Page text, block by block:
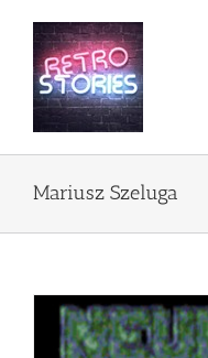
zawartości
Mariusz Szeluga